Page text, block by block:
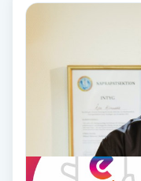
Gravidmassage
Gua Sha-massage